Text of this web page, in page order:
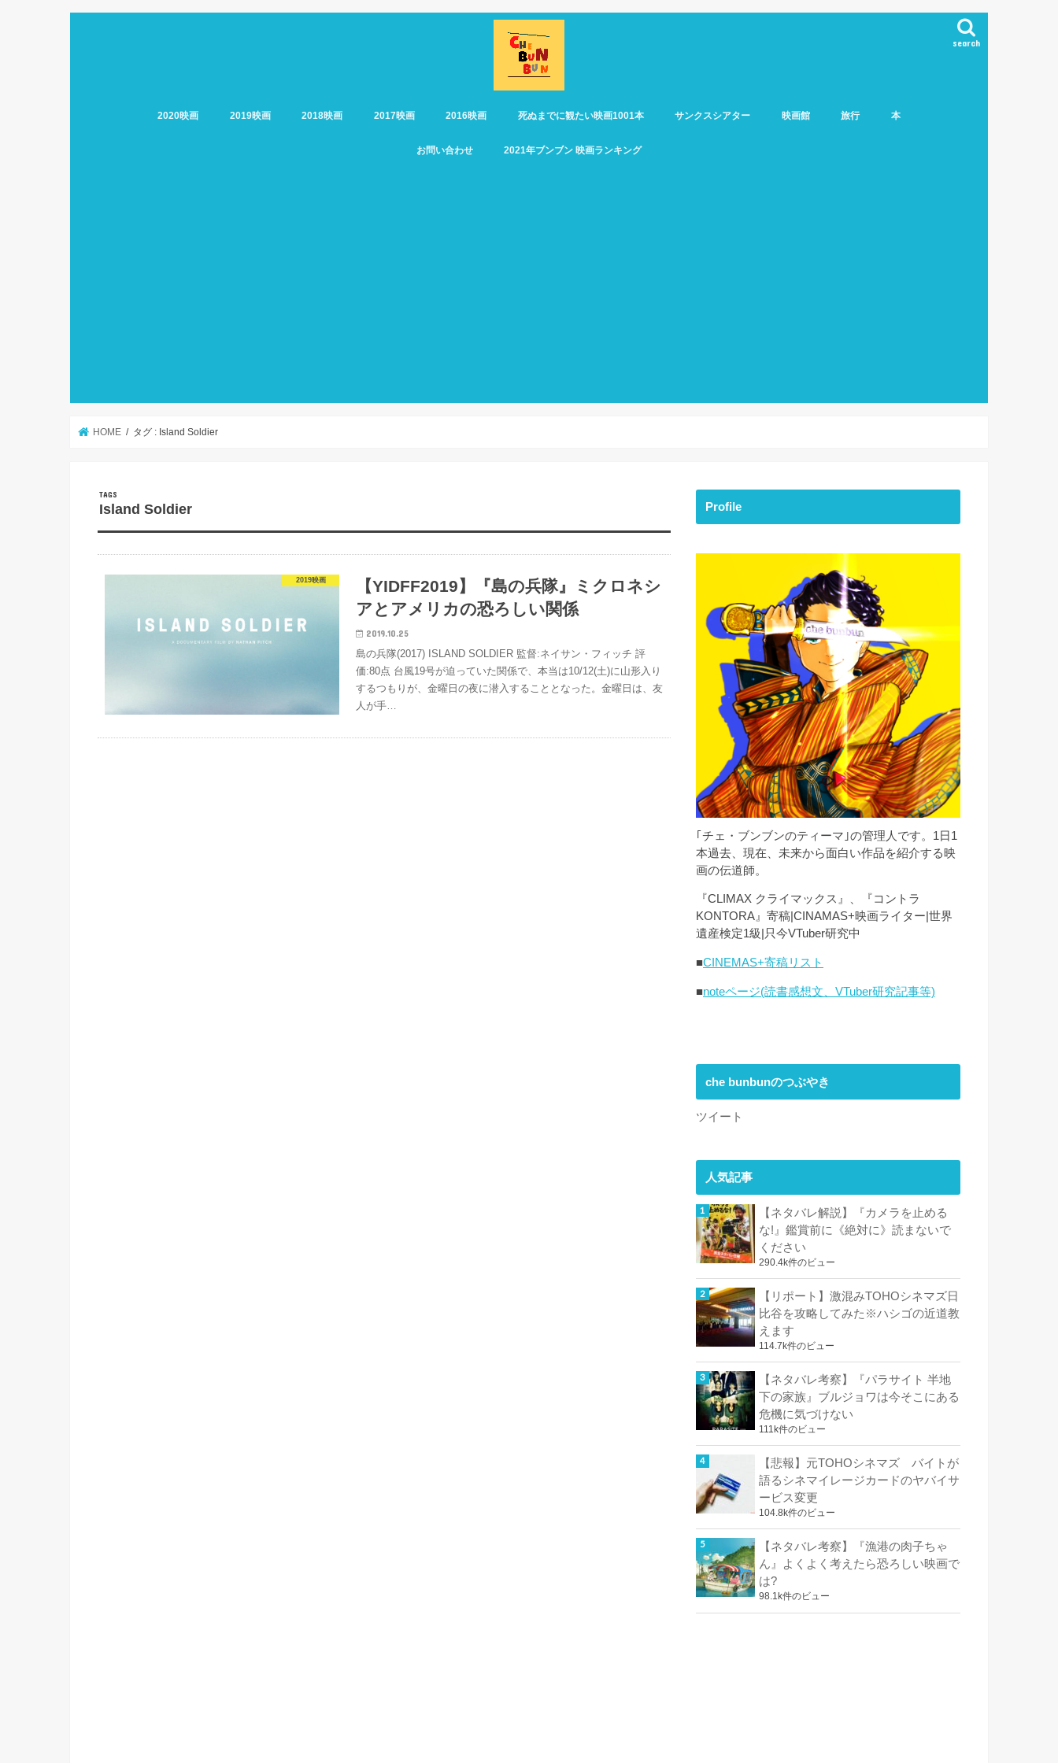
search
2020映画 2019映画 2018映画 2017映画 2016映画 死ぬまでに観たい映画1001本 サンクスシアター 映画館 旅行 本
お問い合わせ 2021年ブンブン 映画ランキング
HOME タグ : Island Soldier
Island Soldier
2019映画
【YIDFF2019】『島の兵隊』ミクロネシ
アとアメリカの恐ろしい関係
2019.10.25
島の兵隊(2017) ISLAND SOLDIER 監督:ネイサン・フィッチ 評
価:80点 台風19号が迫っていた関係で、本当は10/12(土)に山形入り
するつもりが、金曜日の夜に潜入することとなった。金曜日は、友
人が手…
Profile
｢チェ・ブンブンのティーマ｣の管理人です。1日1
本過去、現在、未来から面白い作品を紹介する映
画の伝道師。
『CLIMAX クライマックス』、『コントラ
KONTORA』寄稿|CINAMAS+映画ライター|世界
遺産検定1級|只今VTuber研究中
■CINEMAS+寄稿リスト
■noteページ(読書感想文、VTuber研究記事等)
che bunbunのつぶやき
ツイート
人気記事
【ネタバレ解説】『カメラを止める
な!』鑑賞前に《絶対に》読まないで
ください
290.4k件のビュー
【リポート】激混みTOHOシネマズ日
比谷を攻略してみた※ハシゴの近道教
えます
114.7k件のビュー
【ネタバレ考察】『パラサイト 半地
下の家族』ブルジョワは今そこにある
危機に気づけない
111k件のビュー
【悲報】元TOHOシネマズ バイトが
語るシネマイレージカードのヤバイサ
ービス変更
104.8k件のビュー
【ネタバレ考察】『漁港の肉子ちゃ
ん』よくよく考えたら恐ろしい映画で
は?
98.1k件のビュー